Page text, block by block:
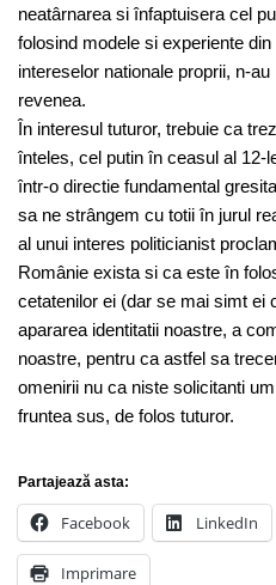
neatârnarea si înfaptuisera cel
folosind modele si experiente
intereselor nationale proprii, n-
revenea.
În interesul tuturor, trebuie ca
înteles, cel putin în ceasul al 12-
într-o directie fundamental
sa ne strângem cu totii în jurul
al unui interes politicianist
Românie exista si ca este în
cetatenilor ei (dar se mai simt ei
apararea identitatii noastre, a
noastre, pentru ca astfel sa
omenirii nu ca niste solicitanti
fruntea sus, de folos tuturor.
Partajează asta:
Facebook LinkedIn
Imprimare